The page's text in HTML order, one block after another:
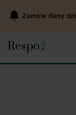
Zamów dietę